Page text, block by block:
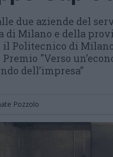
due aziende del
di Milano e della
il Politecnico di
"Verso
dell’impresa”
Pozzolo